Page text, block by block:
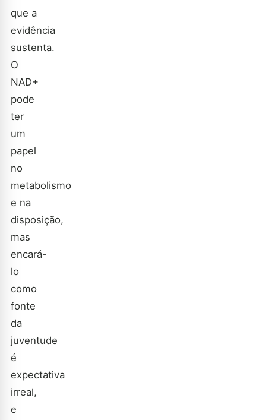
que a
evidência
sustenta.
O
NAD+
pode
ter
um
papel
no
metabolismo
e na
disposição,
mas
encará-
lo
como
fonte
da
juventude
é
expectativa
irreal,
e